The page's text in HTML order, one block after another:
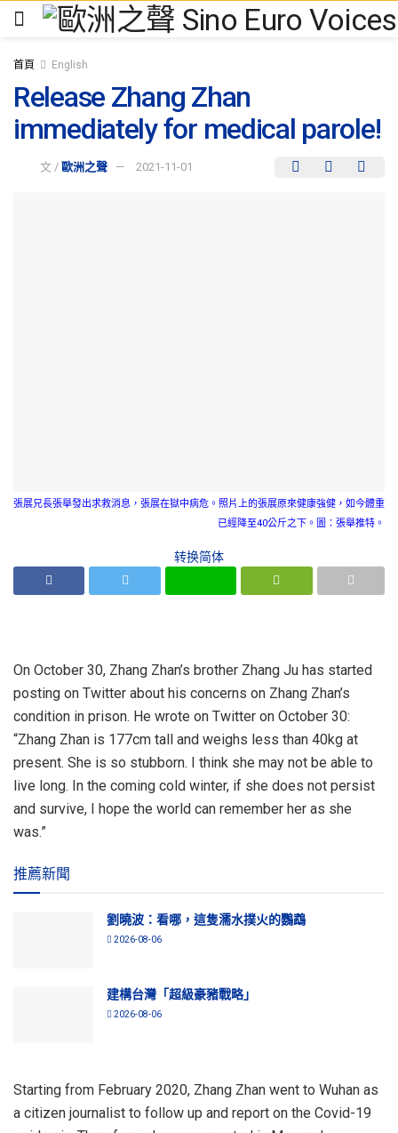
首頁 English
Release Zhang Zhan
immediately for medical parole!
文 / 歐洲之聲 2021-11-01
張展兄長張舉發出求救消息，張展在獄中病危。照片上的張展原來健康強健，如今體重
已經降至40公斤之下。圖：張舉推特。
转换简体
On October 30, Zhang Zhan’s brother Zhang Ju has started
posting on Twitter about his concerns on Zhang Zhan’s
condition in prison. He wrote on Twitter on October 30:
“Zhang Zhan is 177cm tall and weighs less than 40kg at
present. She is so stubborn. I think she may not be able to
live long. In the coming cold winter, if she does not persist
and survive, I hope the world can remember her as she
was.”
推薦新聞
劉曉波：看哪，這隻濡水撲火的鸚鵡
2026-08-06
建構台灣「超級豪豬戰略」
2026-08-06
Starting from February 2020, Zhang Zhan went to Wuhan as
a citizen journalist to follow up and report on the Covid-19